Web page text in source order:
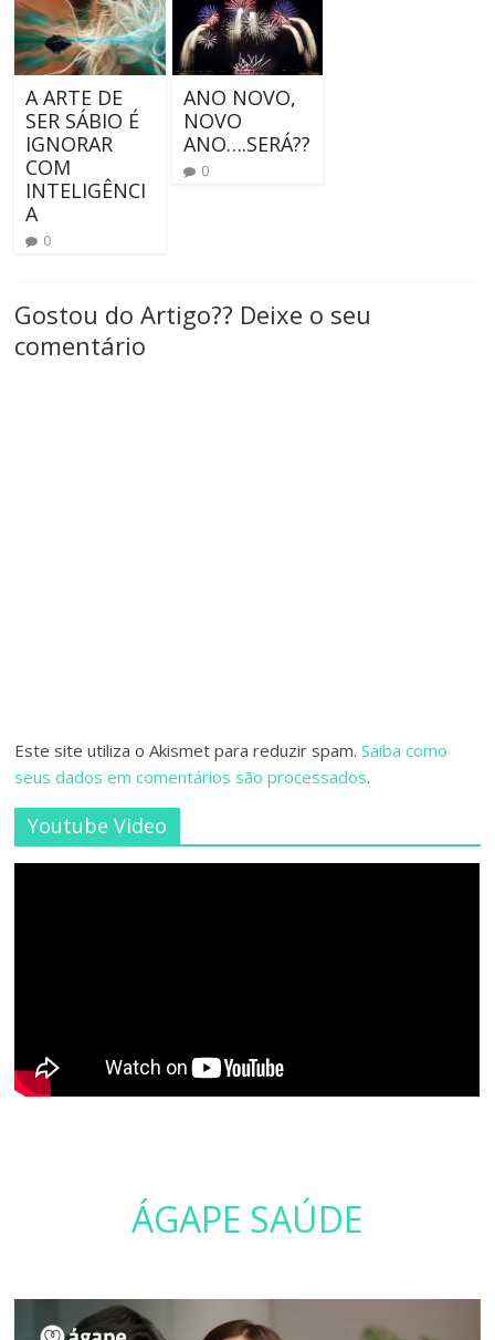
A ARTE DE
SER SÁBIO É
IGNORAR
COM
INTELIGÊNCI
A
0
ANO NOVO,
NOVO
ANO….SERÁ??
0
Gostou do Artigo?? Deixe o seu
comentário
Este site utiliza o Akismet para reduzir spam.Saiba como
seus dados em comentários são processados.
Youtube Video
ÁGAPE SAÚDE